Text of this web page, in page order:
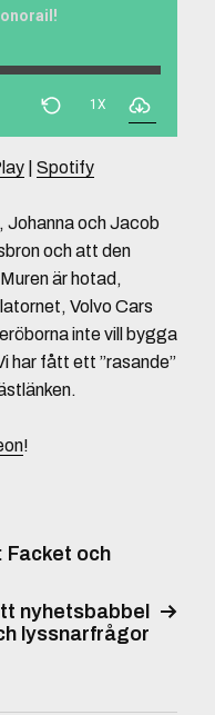
1X
| Spotify
Johanna och Jacob
och att den
är hotad,
Volvo Cars
inte vill bygga
har fått ett ”rasande”
!
och
nyhetsbabbel
lyssnarfrågor